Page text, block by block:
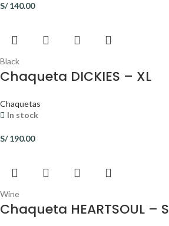
S/140.00
Black
Chaqueta DICKIES – XL
Chaquetas
In stock
S/190.00
Wine
Chaqueta HEARTSOUL – S